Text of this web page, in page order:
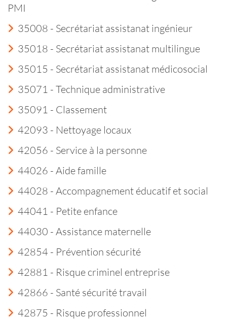
PMI
35008 - Secrétariat assistanat ingénieur
35018 - Secrétariat assistanat multilingue
35015 - Secrétariat assistanat médicosocial
35071 - Technique administrative
35091 - Classement
42093 - Nettoyage locaux
42056 - Service à la personne
44026 - Aide famille
44028 - Accompagnement éducatif et social
44041 - Petite enfance
44030 - Assistance maternelle
42854 - Prévention sécurité
42881 - Risque criminel entreprise
42866 - Santé sécurité travail
42875 - Risque professionnel